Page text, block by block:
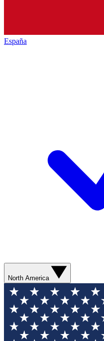
España
North America